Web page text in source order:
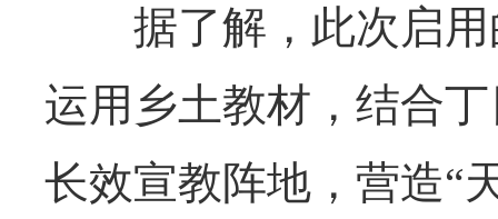
据了解，此次启用
运用乡土教材，结合
长效宣教阵地，营造“